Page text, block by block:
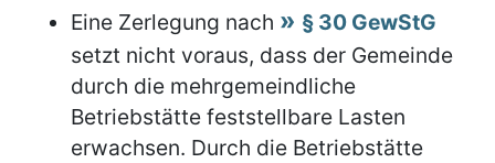
Eine Zerlegung nach
§ 30 GewStG
setzt nicht voraus, dass der Gemeinde
durch die mehrgemeindliche
Betriebstätte feststellbare Lasten
erwachsen. Durch die Betriebstätte